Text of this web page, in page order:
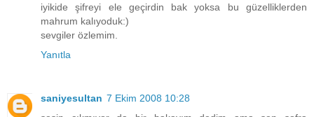
iyikide şifreyi ele geçirdin bak yoksa bu güzelliklerden
mahrum kalıyoduk:)
sevgiler özlemim.
Yanıtla
saniyesultan 7 Ekim 2008 10:28